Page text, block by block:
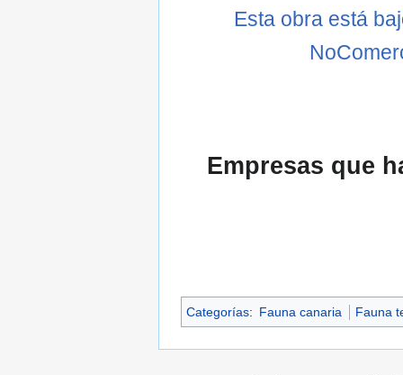
Esta obra está
Empresas que
Categorías: Fauna canaria Fauna